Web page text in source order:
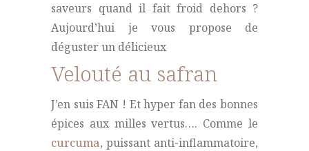
saveurs quand il fait froid dehors ?
Aujourd’hui je vous propose de
déguster un délicieux
Velouté au safran
J’en suis FAN ! Et hyper fan des bonnes
épices aux milles vertus…. Comme le
curcuma, puissant anti-inflammatoire,